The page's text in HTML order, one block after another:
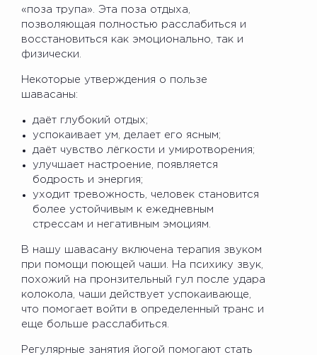
«поза трупа». Эта поза отдыха,
позволяющая полностью расслабиться и
восстановиться как эмоционально, так и
физически.
Некоторые утверждения о пользе
шавасаны:
даёт глубокий отдых;
успокаивает ум, делает его ясным;
даёт чувство лёгкости и умиротворения;
улучшает настроение, появляется
бодрость и энергия;
уходит тревожность, человек становится
более устойчивым к ежедневным
стрессам и негативным эмоциям.
В нашу шавасану включена терапия звуком
при помощи поющей чаши. На психику звук,
похожий на пронзительный гул после удара
колокола, чаши действует успокаивающе,
что помогает войти в определенный транс и
еще больше расслабиться.
Регулярные занятия йогой помогают стать